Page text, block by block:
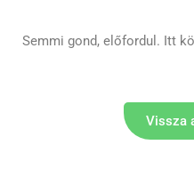
Semmi gond, előfordul. Itt
Vissza